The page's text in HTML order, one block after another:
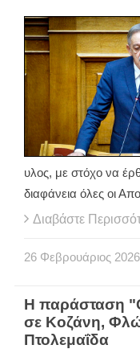
υλος, με στόχο να
διαφάνεια όλες οι
Διαβάστε
26 Φεβρουάριος 2026
Η παράσταση
σε Κοζάνη,
Πτολεμαΐδα